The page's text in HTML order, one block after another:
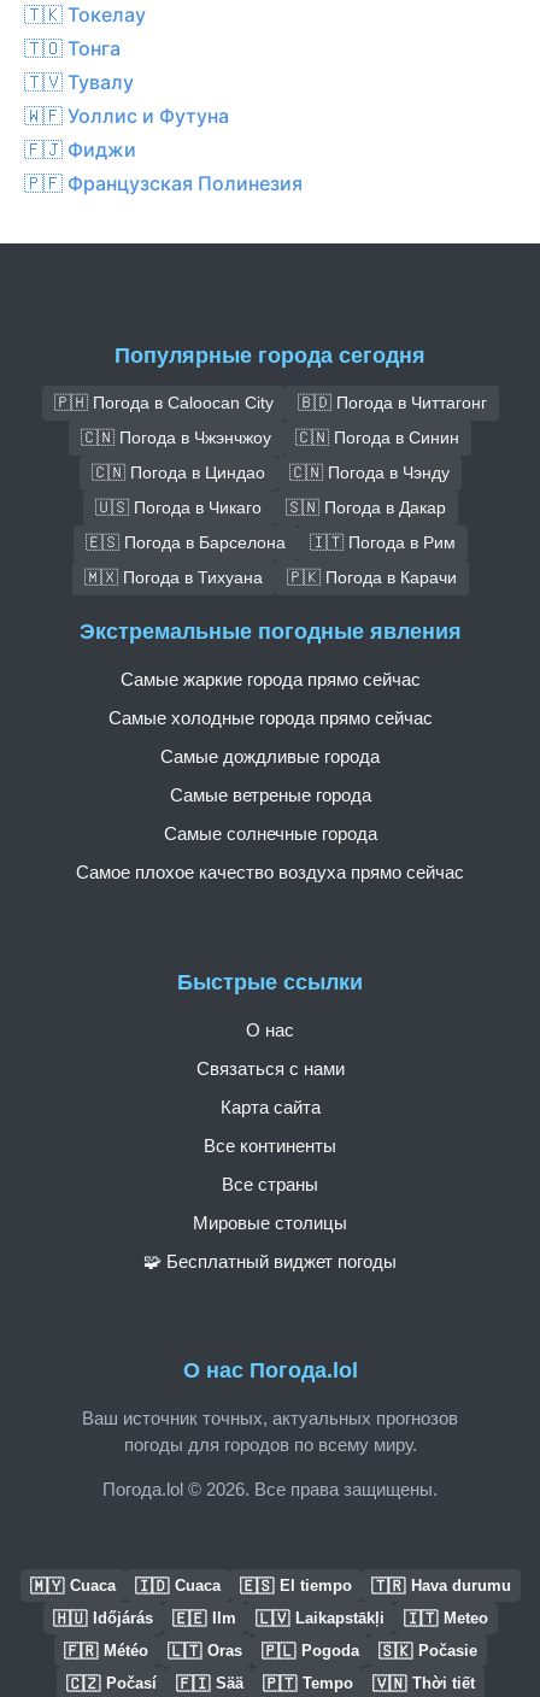
🇹🇰 Токелау
🇹🇴 Тонга
🇹🇻 Тувалу
🇼🇫 Уоллис и Футуна
🇫🇯 Фиджи
🇵🇫 Французская Полинезия
Популярные города сегодня
🇵🇭 Погода в Caloocan City
🇧🇩 Погода в Читтагонг
🇨🇳 Погода в Чжэнчжоу
🇨🇳 Погода в Синин
🇨🇳 Погода в Циндао
🇨🇳 Погода в Чэнду
🇺🇸 Погода в Чикаго
🇸🇳 Погода в Дакар
🇪🇸 Погода в Барселона
🇮🇹 Погода в Рим
🇲🇽 Погода в Тихуана
🇵🇰 Погода в Карачи
О нас Погода.lol
Ваш источник точных, актуальных прогнозов
погоды для городов по всему миру.
Погода.lol © 2026. Все права защищены.
Быстрые ссылки
О нас
Связаться с нами
Карта сайта
Все континенты
Все страны
Мировые столицы
🧩 Бесплатный виджет погоды
Экстремальные погодные явления
Самые жаркие города прямо сейчас
Самые холодные города прямо сейчас
Самые дождливые города
Самые ветреные города
Самые солнечные города
Самое плохое качество воздуха прямо сейчас
🇲🇾 Cuaca 🇮🇩 Cuaca 🇪🇸 El tiempo 🇹🇷 Hava durumu
🇭🇺 Időjárás 🇪🇪 Ilm 🇱🇻 Laikapstākļi 🇮🇹 Meteo
🇫🇷 Météo 🇱🇹 Oras 🇵🇱 Pogoda 🇸🇰 Počasie
🇨🇿 Počasí 🇫🇮 Sää 🇵🇹 Tempo 🇻🇳 Thời tiết